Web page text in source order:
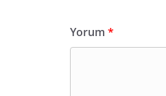
Yorum *